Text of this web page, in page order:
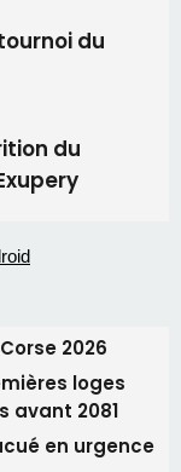
du
du
2026
loges
avant 2081
en urgence